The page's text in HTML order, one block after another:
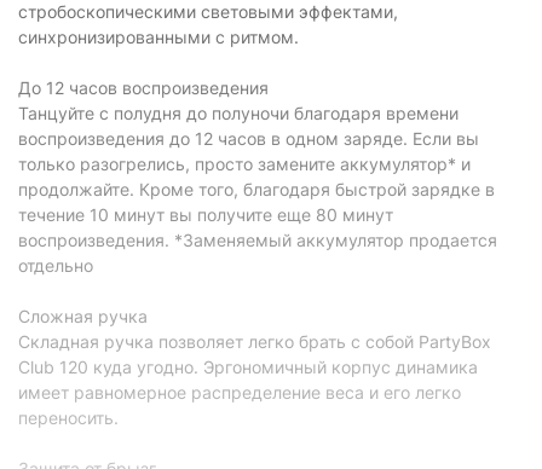
стробоскопическими световыми эффектами,
синхронизированными с ритмом.
До 12 часов воспроизведения
Танцуйте с полудня до полуночи благодаря времени
воспроизведения до 12 часов в одном заряде. Если вы
только разогрелись, просто замените аккумулятор* и
продолжайте. Кроме того, благодаря быстрой зарядке в
течение 10 минут вы получите еще 80 минут
воспроизведения. *Заменяемый аккумулятор продается
отдельно
Сложная ручка
Складная ручка позволяет легко брать с собой PartyBox
Club 120 куда угодно. Эргономичный корпус динамика
имеет равномерное распределение веса и его легко
переносить.